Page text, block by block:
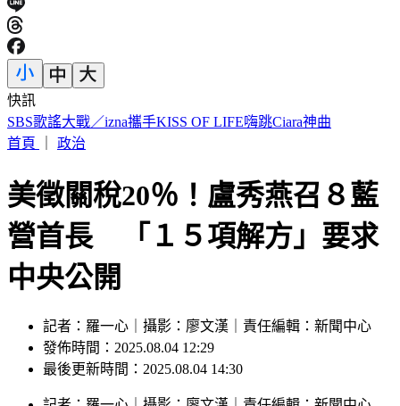
快訊
英仙座流星雨將登場！當晚幾乎無月光干擾 最佳觀賞時機曝
首頁
政治
美徵關稅20％！盧秀燕召８藍
營首長 「１５項解方」要求
中央公開
記者：羅一心｜攝影：廖文漢｜責任編輯：新聞中心
發佈時間：2025.08.04 12:29
最後更新時間：2025.08.04 14:30